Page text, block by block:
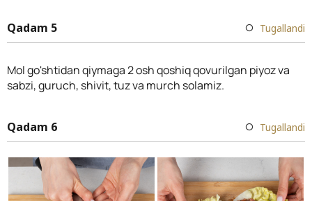
Qadam 5 Tugallandi
Mol go'shtidan qiymaga 2 osh qoshiq qovurilgan piyoz va
sabzi, guruch, shivit, tuz va murch solamiz.
Qadam 6 Tugallandi